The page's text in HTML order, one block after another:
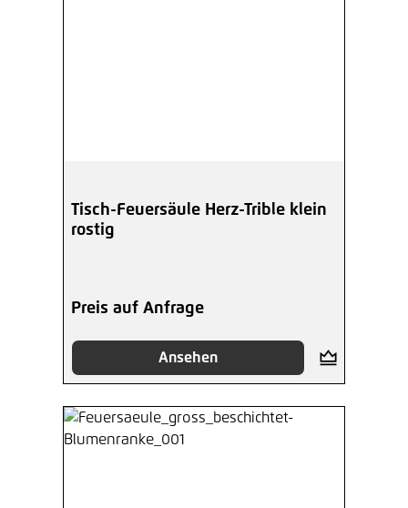
Tisch-Feuersäule Herz-Trible klein
rostig
Preis auf Anfrage
Ansehen